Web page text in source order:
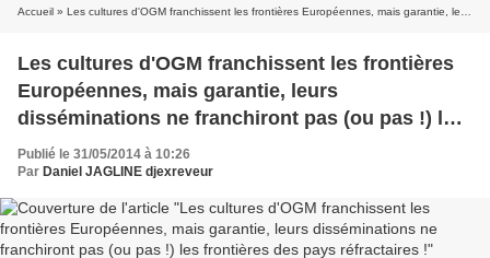
Accueil » Les cultures d'OGM franchissent les frontières Européennes, mais garantie, leurs disséminations ne franchiront pas (ou pas !) les frontières des pays réfractaires !
Les cultures d'OGM franchissent les frontières
Européennes, mais garantie, leurs
disséminations ne franchiront pas (ou pas !) les
frontières des pays réfractaires !
Publié le 31/05/2014 à 10:26
Par Daniel JAGLINE djexreveur